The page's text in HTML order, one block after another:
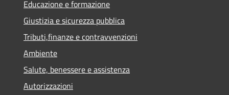
Educazione e formazione
Giustizia e sicurezza pubblica
Tributi,finanze e contravvenzioni
Ambiente
Salute, benessere e assistenza
Autorizzazioni